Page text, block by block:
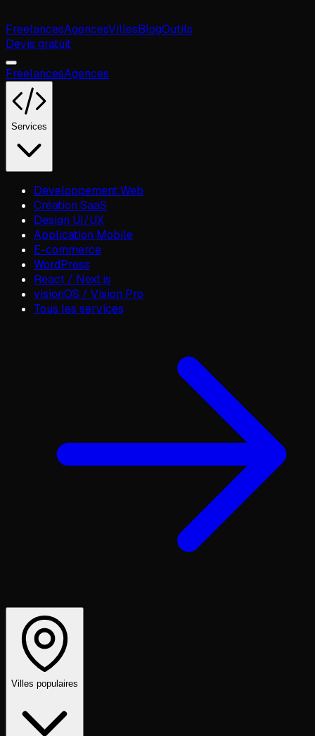
FreelancesAgencesVillesBlogOutils
Devis gratuit
FreelancesAgences
Services
Développement Web
Création SaaS
Design UI/UX
Application Mobile
E-commerce
WordPress
React / Next.js
visionOS / Vision Pro
Tous les services
Villes populaires